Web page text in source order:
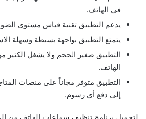
في الهاتف.
يدعم التطبيق تقنية قياس مستوى
يتمتع التطبيق بواجهة بسيطة وسهلة
التطبيق صغير الحجم ولا يشغل الكثير
الهاتف.
التطبيق متوفر مجاناً على منصات
إلى دفع أي رسوم.
لتحميل برنامج تنظيف سماعات الهاتف من